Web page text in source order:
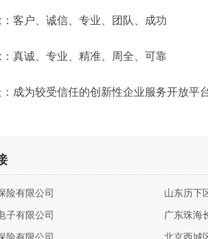
客户、诚信、专业、团队、成功
：真诚、专业、精准、周全、可靠
成为较受信任的创新性企业服务开放平
险有限公司 山东历下
子有限公司 广东珠海